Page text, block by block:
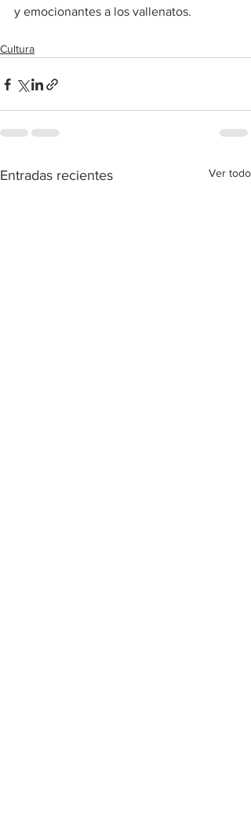
y emocionantes a los vallenatos.
Cultura
Entradas recientes Ver todo